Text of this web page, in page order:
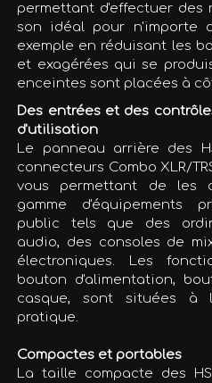
permettant d'effectuer des
son idéal pour n'importe
exemple en réduisant les
et exagérées qui se
enceintes sont placées à
Des entrées et des
d'utilisation
Le panneau arrière des
connecteurs Combo XLR/
vous permettant de les
gamme d'équipements
public tels que des
audio, des consoles de
électroniques. Les
bouton d'alimentation,
casque, sont situées à
pratique.
Compactes et portables
La taille compacte des